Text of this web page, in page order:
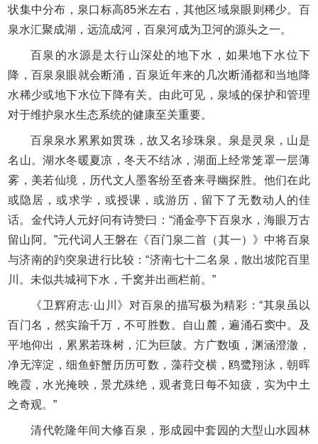
状集中分布，泉口标高85米左右，其他区域泉眼则稀少。百
泉水汇聚成湖，远流成河，百泉河成为卫河的源头之一。
百泉的水源是太行山深处的地下水，如果地下水位下
降，百泉泉眼就会断涌，百泉近年来的几次断涌都和当地降
水稀少或地下水位下降有关。由此可见，泉域的保护和管理
对于维护泉水生态系统的健康至关重要。
百泉泉水累累如贯珠，故又名珍珠泉。泉是灵泉，山是
名山。湖水冬暖夏凉，冬天不结冰，湖面上经常笼罩一层薄
雾，美若仙境，历代文人墨客纷至沓来寻幽探胜。他们在此
或隐居，或求学，或授课，或游历，留下了无数动人的佳
话。金代诗人元好问有诗赞曰：“涌金亭下百泉水，海眼万古
留山阿。”元代词人王磐在《百门泉二首（其一）》中将百泉
与济南的趵突泉进行比较：“济南七十二名泉，散出坡陀百里
川。未似共城祠下水，千窝并出画栏前。”
《卫辉府志·山川》对百泉的描写极为精彩：“其泉虽以
百门名，然实踰千万，不可胜数。自山麓，遍涌石窦中。及
平地仰出，累累若珠树，汇为巨陂。方广数顷，渊涵澄澈，
净无滓淀，细鱼虾蟹历历可数，藻荇交横，鸥鹭翔泳，朝晖
晚霞，水光掩映，景尤殊绝，观者竟日每不知疲，实为中土
之奇观。”
清代乾隆年间大修百泉，形成园中套园的大型山水园林